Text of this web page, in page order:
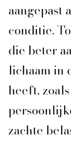
aangepast
conditie.
die beter
lichaam in
heeft,
zachte